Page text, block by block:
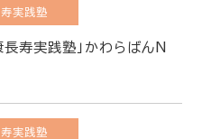
実践塾
寿実践塾」かわらばんN
実践塾